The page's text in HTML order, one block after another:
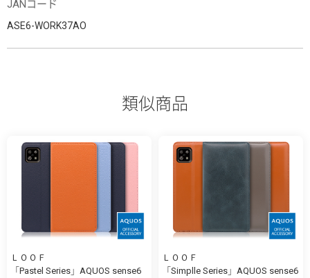
JANコード
ASE6-WORK37AO
類似商品
ＬＯＯＦ
「Pastel Series」AQUOS sense6
ＬＯＯＦ
「Simplle Series」AQUOS sense6